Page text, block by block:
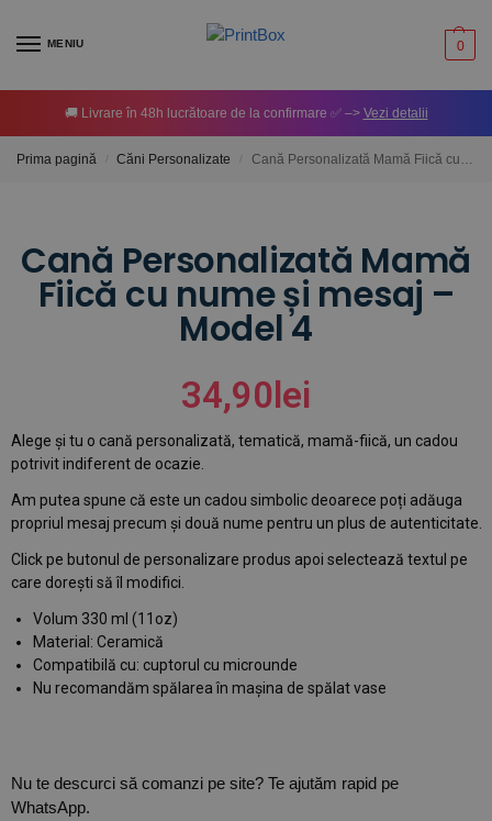
MENIU 0
🚚 Livrare în 48h lucrătoare de la confirmare ✅ –> Vezi detalii
Prima pagină Căni Personalizate Cană Personalizată Mamă Fiică cu nume și mesaj – Model 4
Cană Personalizată Mamă
Fiică cu nume și mesaj –
Model 4
34,90lei
Alege și tu o cană personalizată, tematică, mamă-fiică, un cadou
potrivit indiferent de ocazie.
Am putea spune că este un cadou simbolic deoarece poți adăuga
propriul mesaj precum și două nume pentru un plus de autenticitate.
Click pe butonul de personalizare produs apoi selectează textul pe
care dorești să îl modifici.
Volum 330 ml (11oz)
Material: Ceramică
Compatibilă cu: cuptorul cu microunde
Nu recomandăm spălarea în mașina de spălat vase
Nu te descurci să comanzi pe site? Te ajutăm rapid pe
WhatsApp.